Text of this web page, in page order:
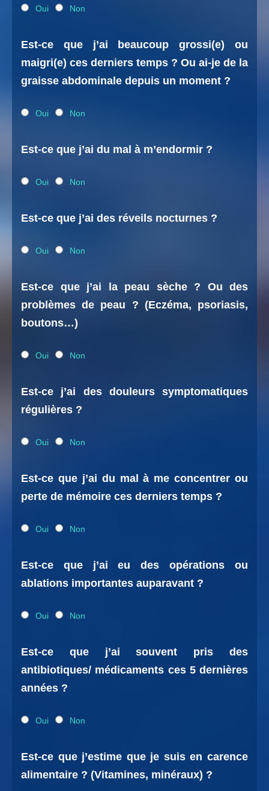
Oui Non
Est-ce que j’ai beaucoup grossi(e) ou
maigri(e) ces derniers temps ? Ou ai-je de la
graisse abdominale depuis un moment ?
Oui Non
Est-ce que j’ai du mal à m’endormir ?
Oui Non
Est-ce que j’ai des réveils nocturnes ?
Oui Non
Est-ce que j’ai la peau sèche ? Ou des
problèmes de peau ? (Eczéma, psoriasis,
boutons…)
Oui Non
Est-ce j’ai des douleurs symptomatiques
régulières ?
Oui Non
Est-ce que j’ai du mal à me concentrer ou
perte de mémoire ces derniers temps ?
Oui Non
Est-ce que j’ai eu des opérations ou
ablations importantes auparavant ?
Oui Non
Est-ce que j’ai souvent pris des
antibiotiques/ médicaments ces 5 dernières
années ?
Oui Non
Est-ce que j’estime que je suis en carence
alimentaire ? (Vitamines, minéraux) ?